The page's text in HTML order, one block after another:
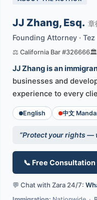
JJ Zhang, Esq. 章
Founding Attorney · Tez
⚖️ California Bar #326666🏛️
JJ Zhang is an
businesses and
experience to every
English 中文
“Protect your rights —
📞 Free
💬 Chat with Zara 24/7: